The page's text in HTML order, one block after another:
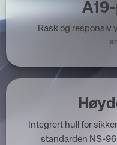
Rask og responsiv
Integrert hull for
standarden NS-